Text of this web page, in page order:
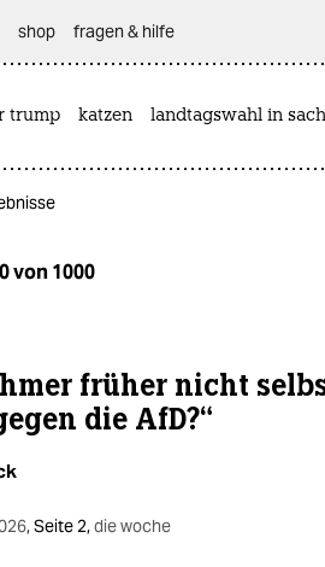
shop fragen & hilfe
trump katzen landtagswahl in
von 1000
früher nicht
die AfD?“
,Seite 2,die woche